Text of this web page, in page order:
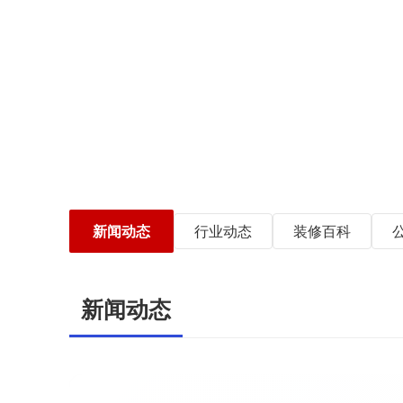
新闻动态 行业动态 装修百科
新闻动态